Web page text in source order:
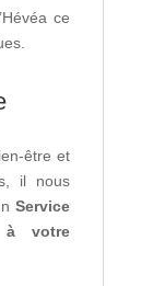
ce
être et
il nous
Service
à votre